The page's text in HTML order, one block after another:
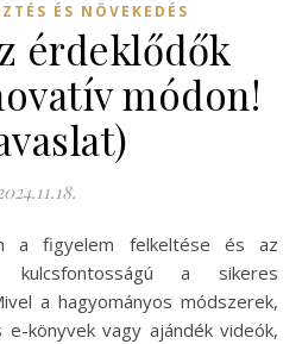
ÉS NÖVEKEDÉS
érdeklődők
módon!
kulcsfontosságú a sikeres
a hagyományos módszerek,
könyvek vagy ajándék videók,